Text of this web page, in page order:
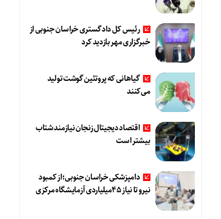
رئیس کل دادگستری خراسان جنوبی از
خبرگزاری مهر بازدید کرد
گیاهانی که پروتئین گوشت تولید
می‌کنند
اقتصاد دیجیتال زنجان نیازمند شتاب
بیشتر است
دامپزشکی خراسان جنوبی؛از کمبود
نیرو تا نیاز ۴۵میلیاردی آزمایشگاه مرکزی